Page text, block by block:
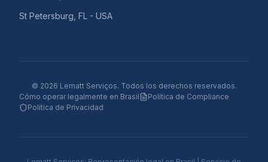
St Petersburg, FL - USA
© 2026 Lematt Serviços. Todos los derechos reservados.
Cómo operar legalmente en Brasil
Política de Compliance
Política de Privacidad